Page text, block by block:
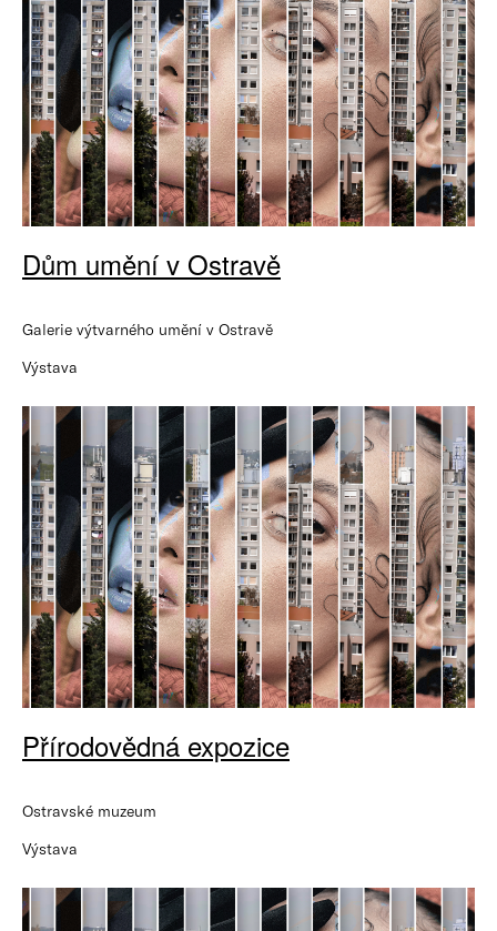
Dům umění v Ostravě
Galerie výtvarného umění v Ostravě
Výstava
Přírodovědná expozice
Ostravské muzeum
Výstava